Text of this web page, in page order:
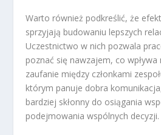
Warto również podkreślić, że
sprzyjają budowaniu lepszych
Uczestnictwo w nich pozwala
poznać się nawzajem, co
zaufanie między członkami
którym panuje dobra
bardziej skłonny do osiągania
podejmowania wspólnych decyzji.